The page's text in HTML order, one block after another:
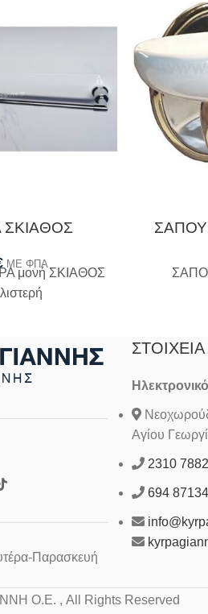
ΜΕ ΦΠΑ
μονή ΣΚΙΑΘΟΣ
Παρασκευή
Αγίου
2310
694
Ο.Ε. , All Rights Reserved